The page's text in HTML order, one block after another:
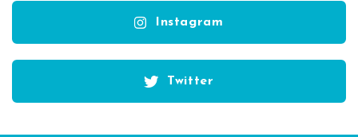
Instagram
Twitter